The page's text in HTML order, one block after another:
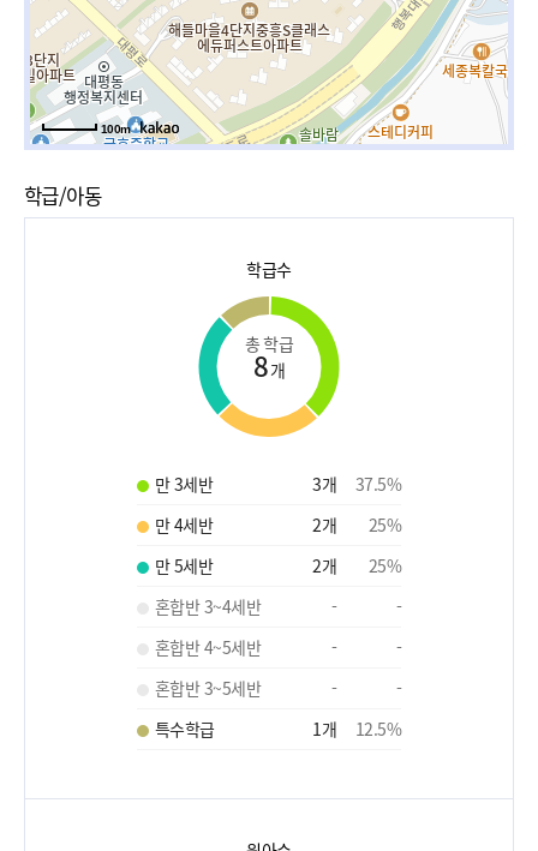
100m
학급/아동
학급수
총 학급
8개
만 3세반 3개 37.5%
만 4세반
2개 25%
만 5세반
2개 25%
혼합반 3~4세반
-
-
혼합반 4~5세반
-
-
혼합반 3~5세반
-
-
특수학급
1개 12.5%